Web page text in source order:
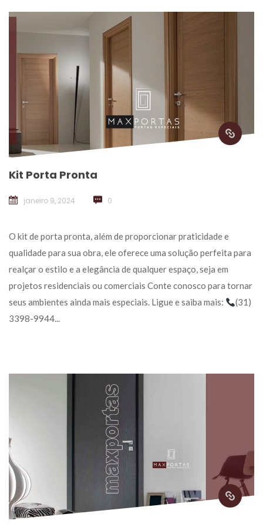
Kit Porta Pronta
janeiro 9, 2024 0
O kit de porta pronta, além de proporcionar praticidade e
qualidade para sua obra, ele oferece uma solução perfeita para
realçar o estilo e a elegância de qualquer espaço, seja em
projetos residenciais ou comerciais Conte conosco para tornar
eus ambientes ainda mais especiais. Ligue e saiba mais:
(31)
3398-9944...